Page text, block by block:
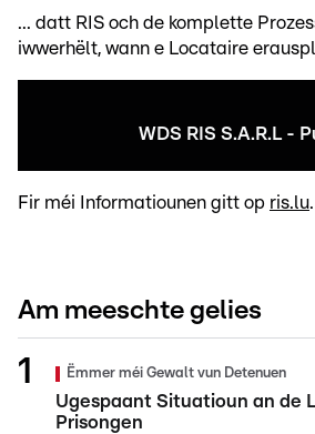
... datt RIS och de komplette
iwwerhëlt, wann e Locataire
WDS RIS S.A.R.L -
Fir méi Informatiounen gitt op ris.lu.
Am meeschte gelies
Ëmmer méi Gewalt vun Detenuen
Ugespaant Situatioun an de
Prisongen